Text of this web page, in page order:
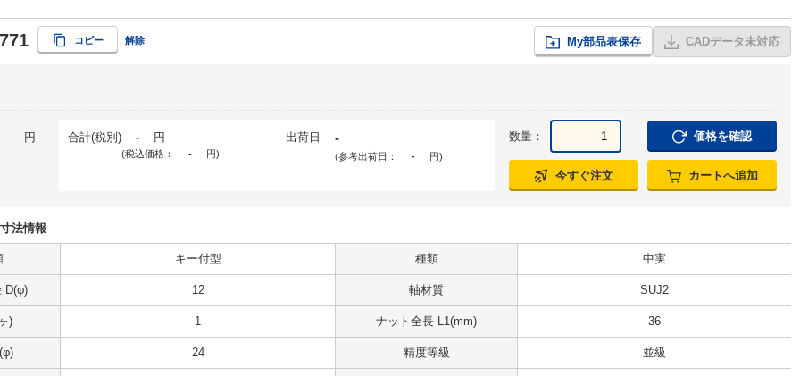
コピー 解除 My部品表保存 CADデータ未対応
- 円 合計(税別) - 円
(税込価格： - 円)
出荷日 -
(参考出荷日： - 円)
数量： 価格を確認
今すぐ注文 カートへ追加
法情報
キー付型 種類 中実
D(φ) 12 軸材質 SUJ2
) 1 ナット全長 L1(mm) 36
24 精度等級 並級